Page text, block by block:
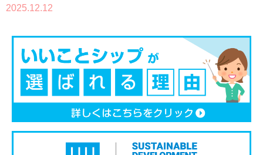
2025.12.12